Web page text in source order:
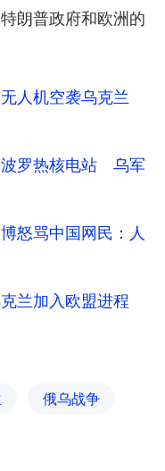
朗普政府和欧洲的
人机空袭乌克兰
波罗热核电站 乌军
怒骂中国网民：人
兰加入欧盟进程
俄乌战争